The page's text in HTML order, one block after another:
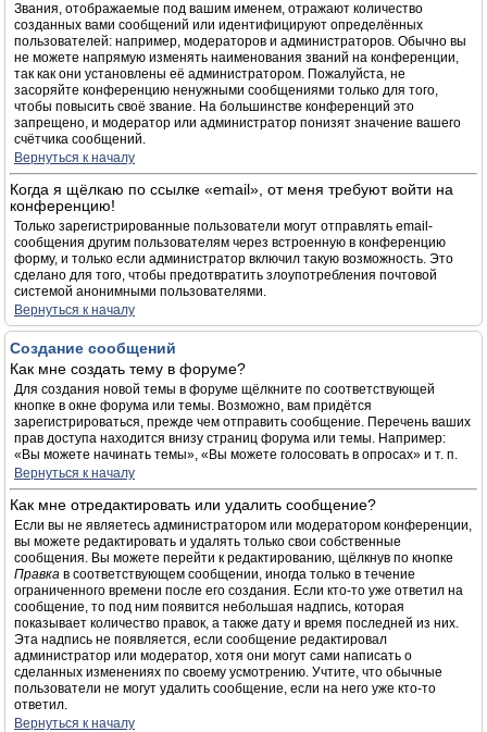
Звания, отображаемые под вашим именем, отражают количество
созданных вами сообщений или идентифицируют определённых
пользователей: например, модераторов и администраторов. Обычно вы
не можете напрямую изменять наименования званий на конференции,
так как они установлены её администратором. Пожалуйста, не
засоряйте конференцию ненужными сообщениями только для того,
чтобы повысить своё звание. На большинстве конференций это
запрещено, и модератор или администратор понизят значение вашего
счётчика сообщений.
Вернуться к началу
Когда я щёлкаю по ссылке «email», от меня требуют войти на
конференцию!
Только зарегистрированные пользователи могут отправлять email-
сообщения другим пользователям через встроенную в конференцию
форму, и только если администратор включил такую возможность. Это
сделано для того, чтобы предотвратить злоупотребления почтовой
системой анонимными пользователями.
Вернуться к началу
Создание сообщений
Как мне создать тему в форуме?
Для создания новой темы в форуме щёлкните по соответствующей
кнопке в окне форума или темы. Возможно, вам придётся
зарегистрироваться, прежде чем отправить сообщение. Перечень ваших
прав доступа находится внизу страниц форума или темы. Например:
«Вы можете начинать темы», «Вы можете голосовать в опросах» и т. п.
Вернуться к началу
Как мне отредактировать или удалить сообщение?
Если вы не являетесь администратором или модератором конференции,
вы можете редактировать и удалять только свои собственные
сообщения. Вы можете перейти к редактированию, щёлкнув по кнопке
Правка в соответствующем сообщении, иногда только в течение
ограниченного времени после его создания. Если кто-то уже ответил на
сообщение, то под ним появится небольшая надпись, которая
показывает количество правок, а также дату и время последней из них.
Эта надпись не появляется, если сообщение редактировал
администратор или модератор, хотя они могут сами написать о
сделанных изменениях по своему усмотрению. Учтите, что обычные
пользователи не могут удалить сообщение, если на него уже кто-то
ответил.
Вернуться к началу